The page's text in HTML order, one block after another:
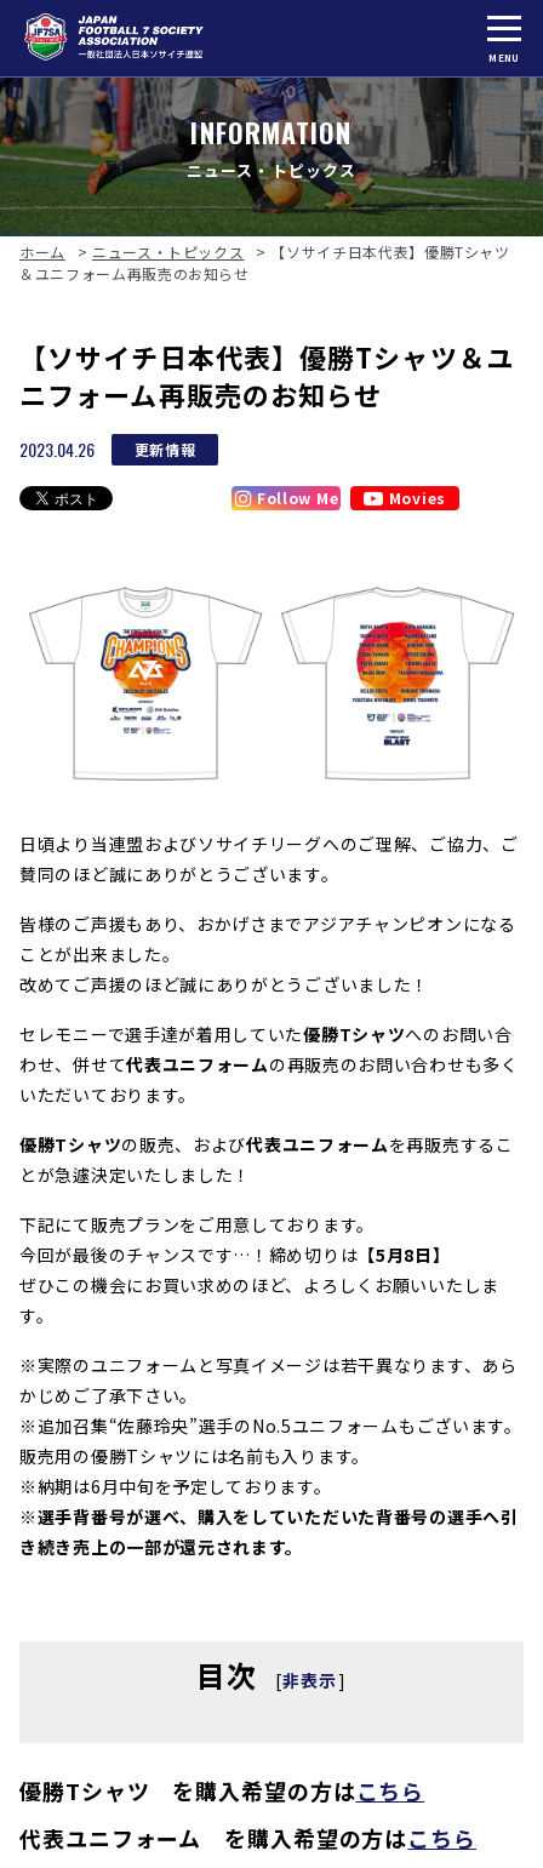
MENU
INFORMATION
ニュース・トピックス
ホーム > ニュース・トピックス >
【ソサイチ日本代表】優勝Tシャツ
＆ユニフォーム再販売のお知らせ
【ソサイチ日本代表】優勝Tシャツ＆ユ
ニフォーム再販売のお知らせ
2023.04.26 更新情報
Follow Me Movies
日頃より当連盟およびソサイチリーグへのご理解、ご協力、ご
賛同のほど誠にありがとうございます。
皆様のご声援もあり、おかげさまでアジアチャンピオンになる
ことが出来ました。
改めてご声援のほど誠にありがとうございました！
セレモニーで選手達が着用していた優勝Tシャツへのお問い合
わせ、併せて代表ユニフォームの再販売のお問い合わせも多く
いただいております。
優勝Tシャツの販売、および代表ユニフォームを再販売するこ
とが急遽決定いたしました！
下記にて販売プランをご用意しております。
今回が最後のチャンスです…！締め切りは 【5月8日】
ぜひこの機会にお買い求めのほど、よろしくお願いいたしま
す。
※実際のユニフォームと写真イメージは若干異なります、あら
かじめご了承下さい。
※追加召集“佐藤玲央”選手のNo.5ユニフォームもございます。
販売用の優勝Tシャツには名前も入ります。
※納期は6月中旬を予定しております。
※選手背番号が選べ、購入をしていただいた背番号の選手へ引
き続き売上の一部が還元されます。
目次 [非表示]
優勝Tシャツ を購入希望の方はこちら
代表ユニフォーム を購入希望の方はこちら